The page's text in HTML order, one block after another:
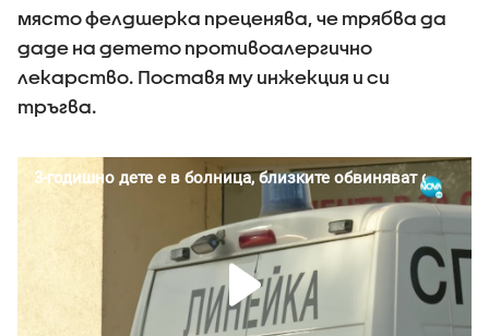
място фелдшерка преценява, че трябва да
даде на детето противоалергично
лекарство. Поставя му инжекция и си
тръгва.